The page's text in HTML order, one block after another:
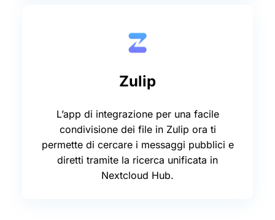
Zulip
L’app di integrazione per una facile
condivisione dei file in Zulip ora ti
permette di cercare i messaggi pubblici e
diretti tramite la ricerca unificata in
Nextcloud Hub.